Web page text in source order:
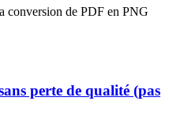
conversion de PDF en PNG
perte de qualité (pas